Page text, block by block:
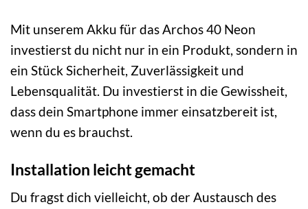
Mit unserem Akku für das Archos 40 Neon
investierst du nicht nur in ein Produkt, sondern in
ein Stück Sicherheit, Zuverlässigkeit und
Lebensqualität. Du investierst in die Gewissheit,
dass dein Smartphone immer einsatzbereit ist,
wenn du es brauchst.
Installation leicht gemacht
Du fragst dich vielleicht, ob der Austausch des